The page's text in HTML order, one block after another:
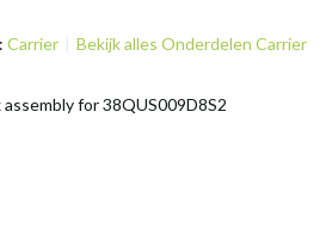
Carrier Bekijk alles Onderdelen Carrier
for 38QUS009D8S2